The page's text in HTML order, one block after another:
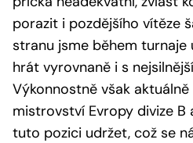
porazit i pozdějšího vítěze
stranu jsme během turnaje
hrát vyrovnaně i s
Výkonnostně však
mistrovství Evropy divize B
tuto pozici udržet, což se